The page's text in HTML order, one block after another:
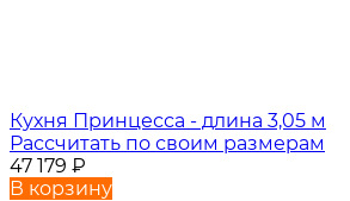
Кухня Принцесса - длина 3,05 м
Рассчитать по своим размерам
47 179 ₽
В корзину